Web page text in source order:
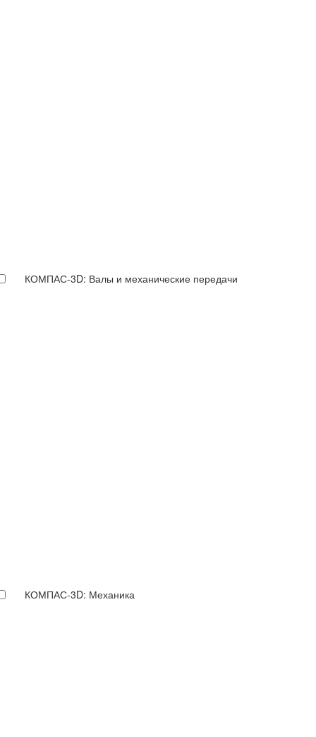
КОМПАС-3D: Валы и механические передачи
КОМПАС-3D: Механика